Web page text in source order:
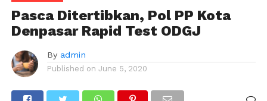
Pasca Ditertibkan, Pol PP Kota
Denpasar Rapid Test ODGJ
By admin
Published on June 5, 2020